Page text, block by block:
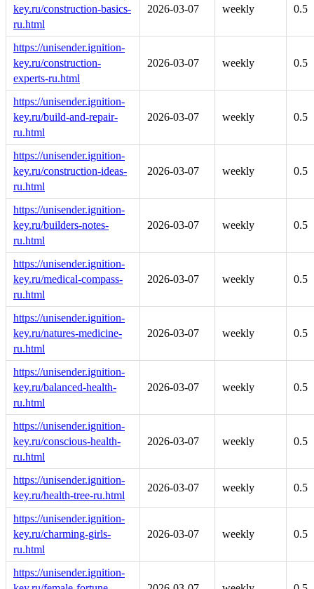
key.ru/construction-basics-
ru.html
2026-03-07 weekly 0.5
https://unisender.ignition-
key.ru/construction-
experts-ru.html
2026-03-07 weekly 0.5
https://unisender.ignition-
key.ru/build-and-repair-
ru.html
2026-03-07 weekly 0.5
https://unisender.ignition-
key.ru/construction-ideas-
ru.html
2026-03-07 weekly 0.5
https://unisender.ignition-
key.ru/builders-notes-
ru.html
2026-03-07 weekly 0.5
https://unisender.ignition-
key.ru/medical-compass-
ru.html
2026-03-07 weekly 0.5
https://unisender.ignition-
key.ru/natures-medicine-
ru.html
2026-03-07 weekly 0.5
https://unisender.ignition-
key.ru/balanced-health-
ru.html
2026-03-07 weekly 0.5
https://unisender.ignition-
key.ru/conscious-health-
ru.html
2026-03-07 weekly 0.5
https://unisender.ignition-
key.ru/health-tree-ru.html
2026-03-07 weekly 0.5
https://unisender.ignition-
key.ru/charming-girls-
ru.html
2026-03-07 weekly 0.5
https://unisender.ignition-